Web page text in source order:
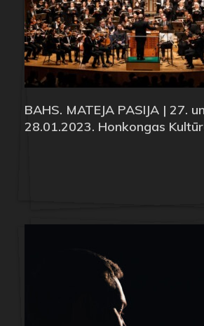
BAHS. MATEJA PASIJA | 27. un
28.01.2023. Honkongas